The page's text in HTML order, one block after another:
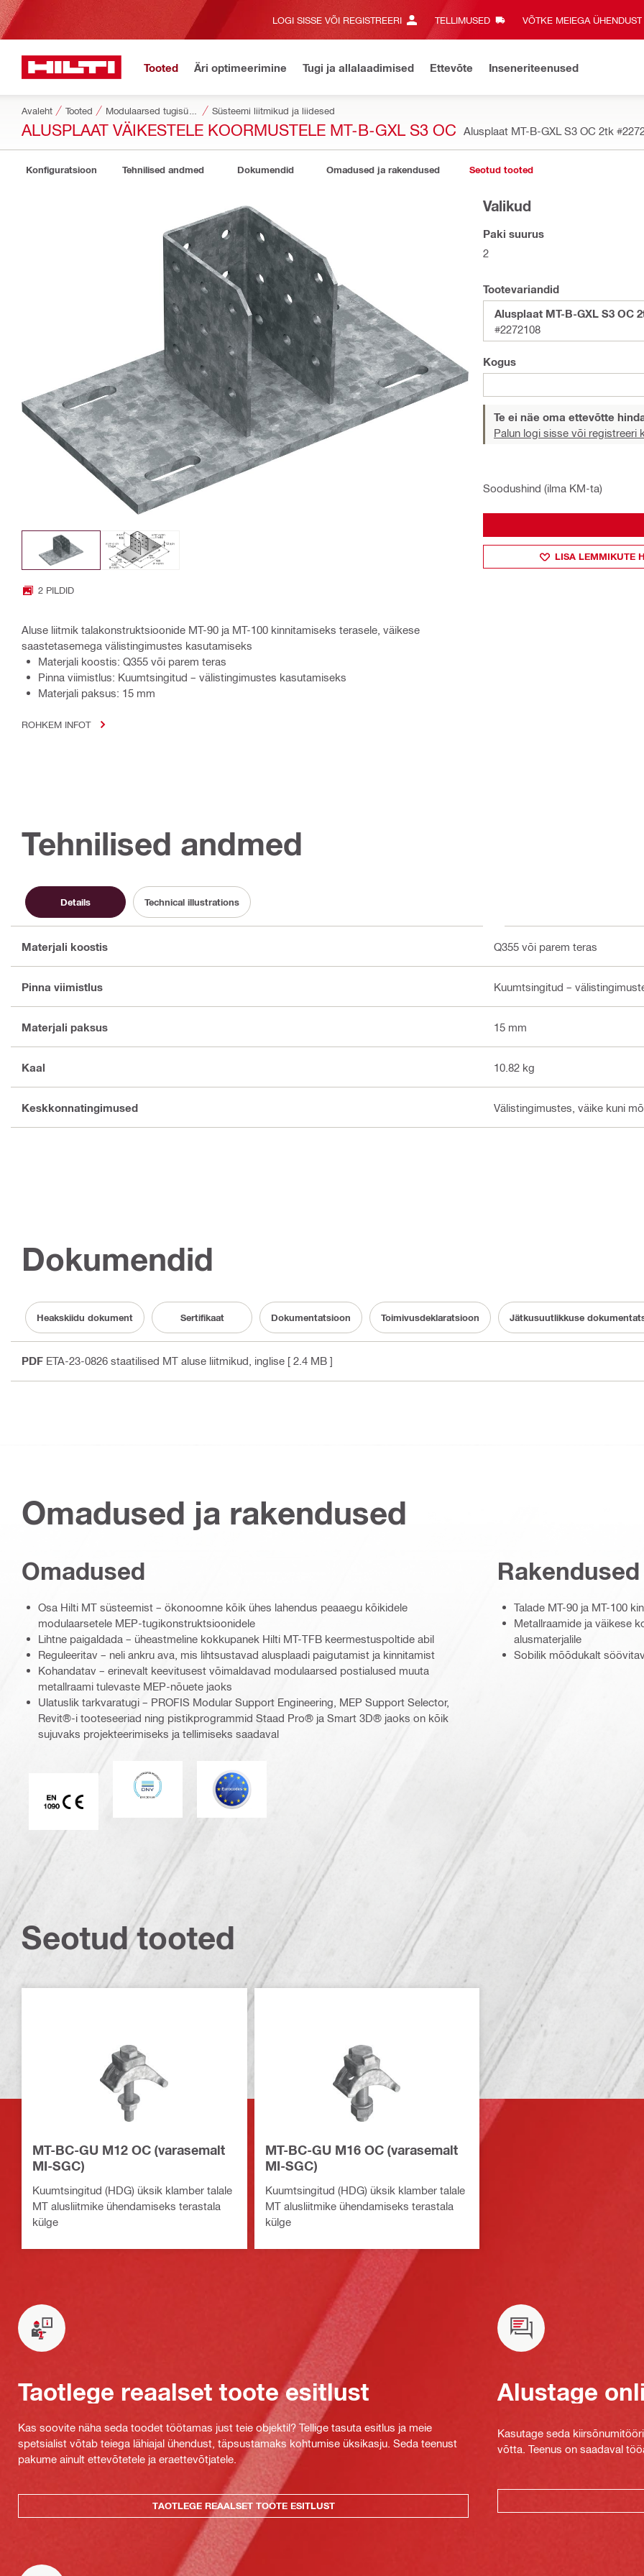
LOGI SISSE VÕI REGISTREERI TELLIMUSED VÕTKE MEIEGA ÜHENDUST‎
Tooted Äri optimeerimine Tugi ja allalaadimised Ettevõte Inseneriteenused
Avaleht Tooted Süsteemi liitmikud ja liidesed
ALUSPLAAT VÄIKESTELE KOORMUSTELE MT-B-GXL S3 OC Alusplaat MT-B-GXL S3 OC 2tk
Konfiguratsioon Tehnilised andmed Dokumendid Omadused ja rakendused Seotud tooted
2 PILDID
Aluse liitmik talakonstruktsioonide MT-90 ja MT-100 kinnitamiseks terasele, väikese
saastetasemega välistingimustes kasutamiseks
Materjali koostis: Q355 või parem teras
Pinna viimistlus: Kuumtsingitud – välistingimustes kasutamiseks
Materjali paksus: 15 mm
ROHKEM INFOT
Valikud
Paki suurus
2
Tootevariandid
Alusplaat MT-B-GXL S3 OC
#2272108
Kogus
Te ei näe oma ettevõtte
Palun logi sisse või registreeri
Soodushind (ilma KM-ta)
LISA LEMMIKUTE
Tehnilised andmed
Details Technical illustrations
Materjali koostis Q355 või parem teras
Pinna viimistlus Kuumtsingitud –
Materjali paksus 15 mm
Kaal 10.82 kg
Keskkonnatingimused Välistingimustes, väike kuni
Dokumendid
Heakskiidu dokument Sertifikaat Dokumentatsioon Toimivusdeklaratsioon Jätkusuutlikkuse
PDF ETA-23-0826 staatilised MT aluse liitmikud , inglise [ 2.4 MB ]
Omadused ja rakendused
Omadused
Osa Hilti MT süsteemist – ökonoomne kõik ühes lahendus peaaegu kõikidele
modulaarsetele MEP-tugikonstruktsioonidele
Lihtne paigaldada – üheastmeline kokkupanek Hilti MT-TFB keermestuspoltide abil
Reguleeritav – neli ankru ava, mis lihtsustavad alusplaadi paigutamist ja kinnitamist
Kohandatav – erinevalt keevitusest võimaldavad modulaarsed postialused muuta
metallraami tulevaste MEP-nõuete jaoks
Ulatuslik tarkvaratugi – PROFIS Modular Support Engineering, MEP Support Selector,
Revit®-i tooteseeriad ning pistikprogrammid Staad Pro® ja Smart 3D® jaoks on kõik
sujuvaks projekteerimiseks ja tellimiseks saadaval
CE EN 1090 vastavusmärgis
DNV Eurocode
Rakendused
Talade MT-90 ja MT-100
Metallraamide ja väikese
alusmaterjalile
Sobilik mõõdukalt
Seotud tooted
MT-BC-GU M12 OC (varasemalt
MI-SGC)
Kuumtsingitud (HDG) üksik klamber talale
MT alusliitmike ühendamiseks terastala
külge
MT-BC-GU M16 OC (varasemalt
MI-SGC)
Kuumtsingitud (HDG) üksik klamber talale
MT alusliitmike ühendamiseks terastala
külge
Taotlege reaalset toote esitlust
Kas soovite näha seda toodet töötamas just teie objektil? Tellige tasuta esitlus ja meie
spetsialist võtab teiega lähiajal ühendust, täpsustamaks kohtumise üksikasju. Seda teenust
pakume ainult ettevõtetele ja eraettevõtjatele.
TAOTLEGE REAALSET TOOTE ESITLUST
Alustage
Kasutage seda
võtta. Teenus on saadaval